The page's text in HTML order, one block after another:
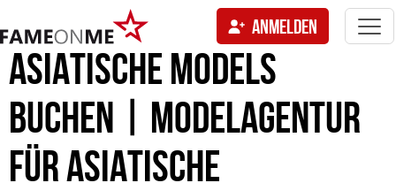
ANMELDEN
ASIATISCHE MODELS
BUCHEN | MODELAGENTUR
FÜR ASIATISCHE